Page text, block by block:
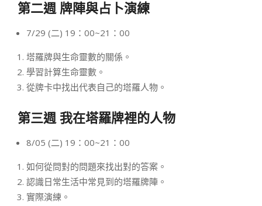
第二週 牌陣與占卜演練
7/29 (二) 19：00~21：00
塔羅牌與生命靈數的關係。
學習計算生命靈數。
從牌卡中找出代表自己的塔羅人物。
第三週 我在塔羅牌裡的人物
8/05 (二) 19：00~21：00
如何從問對的問題來找出對的答案。
認識日常生活中常見到的塔羅牌陣。
實際演練。